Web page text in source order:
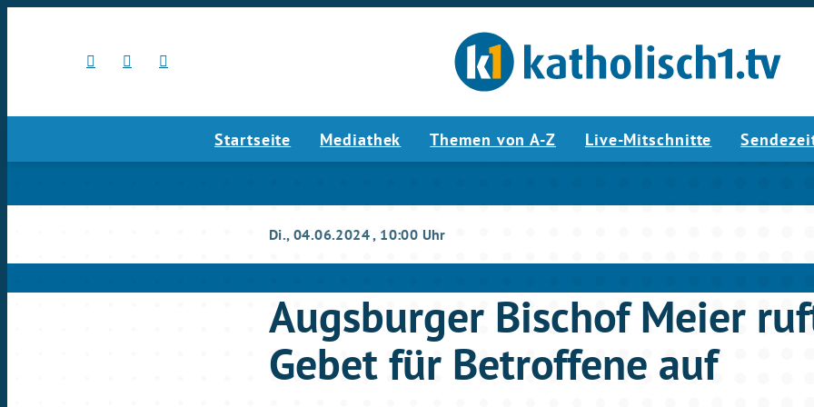
Startseite Mediathek Themen von A-Z Live-Mitschnitte
Di., 04.06.2024, 10:00 Uhr
Augsburger Bischof Meier
Gebet für Betroffene auf